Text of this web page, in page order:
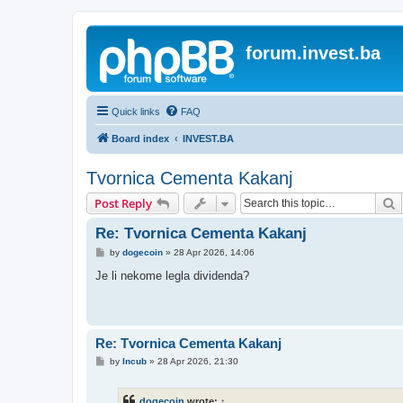
forum.invest.ba
Quick links FAQ
Board index INVEST.BA
Tvornica Cementa Kakanj
Post Reply
Re: Tvornica Cementa Kakanj
P
s
by dogecoin» 28 Apr 2026, 14:06
Je li nekome legla dividenda?
Re: Tvornica Cementa Kakanj
Pby Incub» 28 Apr 2026, 21:30